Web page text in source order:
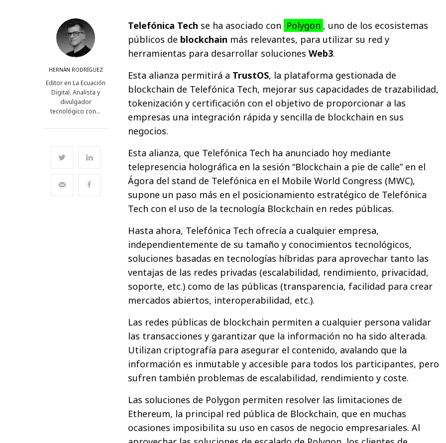
HERNÁN RODRÍGUEZ
Editor en La Ecuación
Digital. Analista y
divulgador
tecnológico con…
Telefónica Tech se ha asociado con Polygon , uno de los ecosistemas
públicos de blockchain más relevantes, para utilizar su red y
herramientas para desarrollar solucionesWeb3.
Esta alianza permitirá a TrustOS, la plataforma gestionada de
blockchain de Telefónica Tech, mejorar sus capacidades de trazabilidad,
tokenización y certificación con el objetivo de proporcionar a las
empresas una integración rápida y sencilla de blockchain en sus
negocios.
Esta alianza, que Telefónica Tech ha anunciado hoy mediante
telepresencia holográfica en la sesión “Blockchain a pie de calle” en el
Ágora del stand de Telefónica en el Mobile World Congress (MWC),
supone un paso más en el posicionamiento estratégico de Telefónica
Tech con el uso de la tecnología Blockchain en redes públicas.
Hasta ahora, Telefónica Tech ofrecía a cualquier empresa,
independientemente de su tamaño y conocimientos tecnológicos,
soluciones basadas en tecnologías híbridas para aprovechar tanto las
ventajas de las redes privadas (escalabilidad, rendimiento, privacidad,
soporte, etc.) como de las públicas (transparencia, facilidad para crear
mercados abiertos, interoperabilidad, etc.).
Las redes públicas de blockchain permiten a cualquier persona validar
las transacciones y garantizar que la información no ha sido alterada.
Utilizan criptografía para asegurar el contenido, avalando que la
información es inmutable y accesible para todos los participantes, pero
sufren también problemas de escalabilidad, rendimiento y coste.
Las soluciones de Polygon permiten resolver las limitaciones de
Ethereum, la principal red pública de Blockchain, que en muchas
ocasiones imposibilita su uso en casos de negocio empresariales. Al